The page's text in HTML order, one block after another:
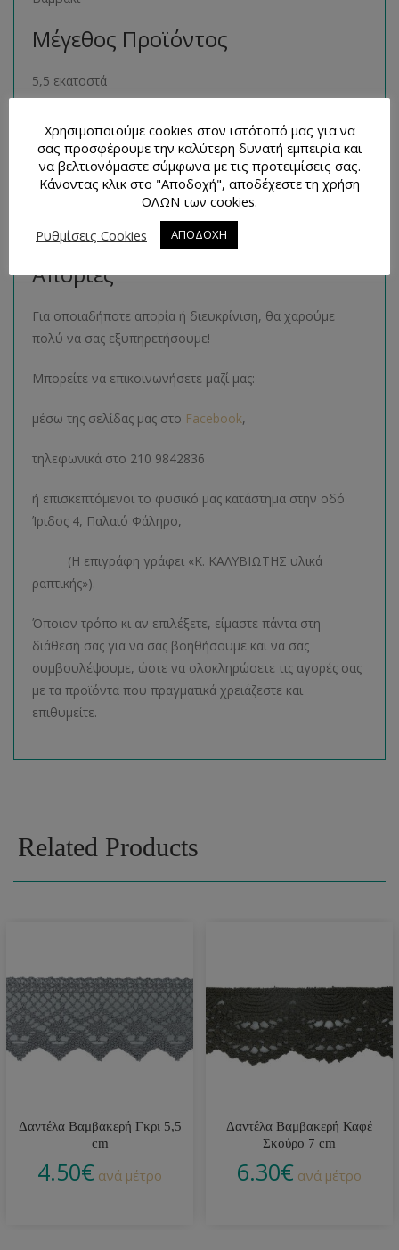
Μέγεθος Προϊόντος
5,5 εκατοστά
Παρόμοια Προϊόντα
Μπορείτε να βρείτε πολλά παρόμοια προϊόντα της ίδιας
κατηγορίας στο ηλεκτρονικό μας κατάστημα
ακολουθώντας τον σύνδεσμοεδώ.
Τρόποι Επικοινωνίας και
Απορίες
Για οποιαδήποτε απορία ή διευκρίνιση, θα χαρούμε
πολύ να σας εξυπηρετήσουμε!
Μπορείτε να επικοινωνήσετε μαζί μας:
μέσω της σελίδας μας στο Facebook,
τηλεφωνικά στο 210 9842836
ή επισκεπτόμενοι το φυσικό μας κατάστημα στην οδό
Ίριδος 4, Παλαιό Φάληρο,
(Η επιγράφη γράφει «Κ. ΚΑΛΥΒΙΩΤΗΣ υλικά
ραπτικής»).
Όποιον τρόπο κι αν επιλέξετε, είμαστε πάντα στη
διάθεσή σας για να σας βοηθήσουμε και να σας
συμβουλέψουμε, ώστε να ολοκληρώσετε τις αγορές σας
με τα προϊόντα που πραγματικά χρειάζεστε και
επιθυμείτε.
Related Products
Δαντέλα Βαμβακερή Γκρι 5,5
cm
4.50€ ανά μέτρο
Δαντέλα Βαμβακερή Καφέ
Σκούρο 7 cm
6.30€ ανά μέτρο
Χρησιμοποιούμε cookies στον ιστότοπό μας για να
σας προσφέρουμε την καλύτερη δυνατή εμπειρία και
να βελτιονόμαστε σύμφωνα με τις προτειμίσεις σας.
Κάνοντας κλικ στο "Αποδοχή", αποδέχεστε τη χρήση
ΟΛΩΝ των cookies.
Ρυθμίσεις Cookies
ΑΠΟΔΟΧΗ